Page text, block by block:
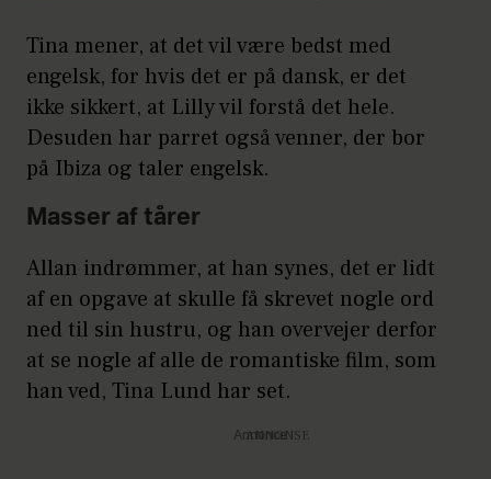
Tina mener, at det vil være bedst med
engelsk, for hvis det er på dansk, er det
ikke sikkert, at Lilly vil forstå det hele.
Desuden har parret også venner, der bor
på Ibiza og taler engelsk.
Masser af tårer
Allan indrømmer, at han synes, det er lidt
af en opgave at skulle få skrevet nogle ord
ned til sin hustru, og han overvejer derfor
at se nogle af alle de romantiske film, som
han ved, Tina Lund har set.
Annonce